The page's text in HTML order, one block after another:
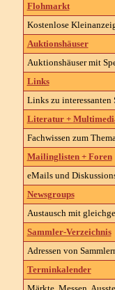
Flohmarkt
Kostenlose
Auktionshäuser
Auktionshäuser mit
Links
Links zu
Literatur +
Fachwissen zum
Mailinglisten + Foren
eMails und
Newsgroups
Austausch mit
Sammler-Verzeichnis
Adressen von
Terminkalender